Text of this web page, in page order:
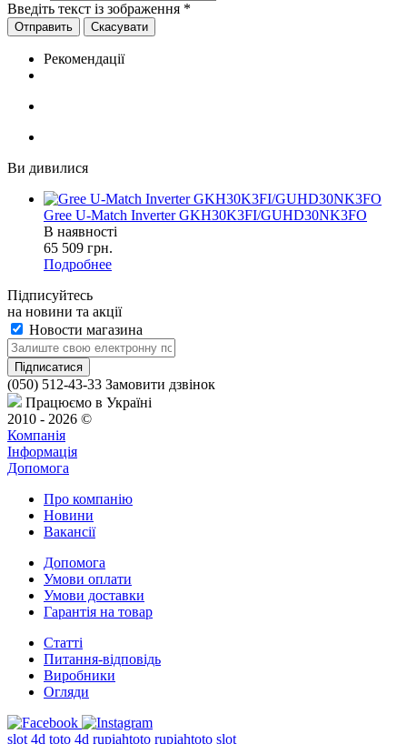
Введіть текст із зображення *
Скасувати
Рекомендації
Ви дивилися
Gree U-Match Inverter GKH30K3FI/GUHD30NK3FO
В наявності
65 509 грн.
Подробнее
Підписуйтесь
на новини та акції
Новости магазина
(050) 512-43-33 Замовити дзвінок
Працюємо в Україні
2010 - 2026 ©
Компанія
Інформація
Допомога
Про компанію
Новини
Вакансії
Допомога
Умови оплати
Умови доставки
Гарантія на товар
Статті
Питання-відповідь
Виробники
Огляди
slot 4d toto 4d rupiahtoto rupiahtoto slot